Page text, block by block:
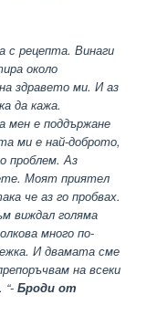
с рецепта. Винаги
около
здравето ми. И аз
да кажа.
мен е поддържане
ми е най-доброто,
проблем. Аз
Моят приятел
че аз го пробвах.
виждал голяма
много по-
И двамата сме
на всеки
“- Броди от